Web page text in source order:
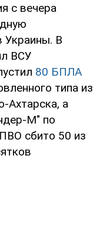
с вечера
Украины. В
ВСУ
80 БПЛА
типа из
Ахтарска, а
М" по
сбито 50 из